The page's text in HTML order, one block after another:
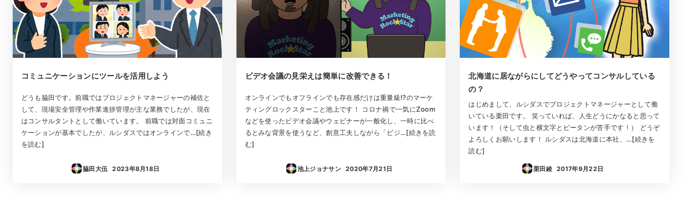
コミュニケーションにツールを活用しよう
どうも脇田です。前職ではプロジェクトマネージャーの補佐と
して、現場安全管理や作業進捗管理が主な業務でしたが、現在
はコンサルタントとして働いています。 前職では対面コミュニ
ケーションが基本でしたが、ルシダスではオンラインで…[続き
を読む]
脇田大伍
投稿日
2023年8月18日
ビデオ会議の見栄えは簡単に改善できる！
オンラインでもオフラインでも存在感だけは重量級!?のマーケ
ティングロックスターこと池上です！ コロナ禍で一気にZoom
などを使ったビデオ会議やウェビナーが一般化し、一時に比べ
るとみな背景を使うなど、創意工夫しながら「ビジ…[続きを読
む]
池上ジョナサン
投稿日
2020年7月21日
北海道に居ながらにしてどうやってコンサルしている
の？
はじめまして、ルシダスでプロジェクトマネージャーとして働
いている栗田です。 笑っていれば、人生どうにかなると思って
います！（そして虫と横文字とピータンが苦手です！） どうぞ
よろしくお願いします！ ルシダスは北海道に本社、…[続きを
読む]
栗田綾
投稿日
2017年9月22日